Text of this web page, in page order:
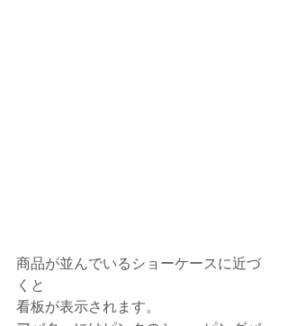
商品が並んでいるショーケースに近づ
くと
看板が表示されます。